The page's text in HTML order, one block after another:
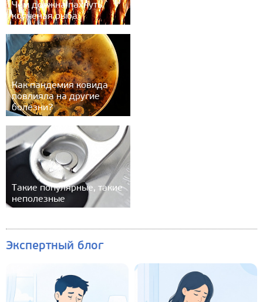
Чем должна пахнуть
копченая рыба
Как пандемия ковида
повлияла на другие
болезни?
Такие популярные, такие
неполезные
Экспертный блог